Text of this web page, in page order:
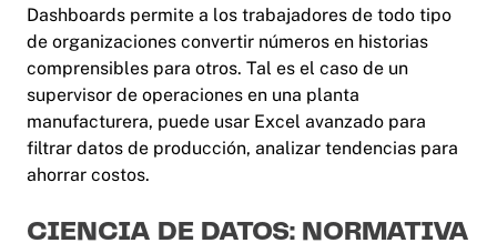
Dashboards permite a los trabajadores de todo tipo
de organizaciones convertir números en historias
comprensibles para otros. Tal es el caso de un
supervisor de operaciones en una planta
manufacturera, puede usar Excel avanzado para
filtrar datos de producción, analizar tendencias para
ahorrar costos.
CIENCIA DE DATOS: NORMATIVA